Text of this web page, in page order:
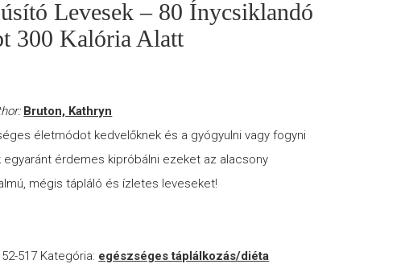
Levesek – 80 Ínycsiklandó
300 Kalória Alatt
Bruton, Kathryn
életmódot kedvelőknek és a gyógyulni vagy fogyni
egyaránt érdemes kipróbálni ezeket az alacsony
mégis tápláló és ízletes leveseket!
52-517 Kategória: egészséges táplálkozás/diéta